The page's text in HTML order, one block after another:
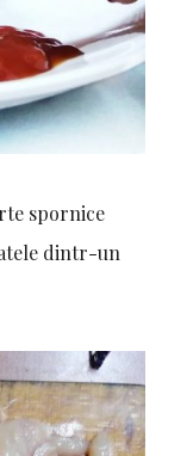
spornice
dintr-un